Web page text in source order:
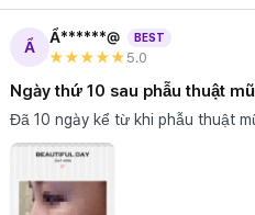
Ẩ
Ẩ******@ BEST
★★★★★ 5.0
Ngày thứ 10 sau phẫu thuật